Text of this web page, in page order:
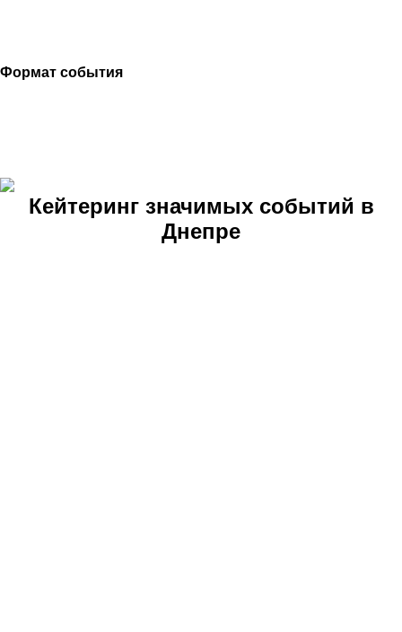
Формат события
Кейтеринг значимых событий в
Днепре